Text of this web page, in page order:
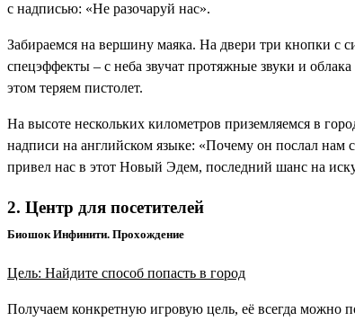
с надписью: «Не разочаруй нас».
Забираемся на вершину маяка. На двери три кнопки с
спецэффекты – с неба звучат протяжные звуки и
этом теряем пистолет.
На высоте нескольких километров приземляемся в
надписи на английском языке: «Почему он послал нам
привел нас в этот Новый Эдем, последний шанс на
2. Центр для посетителей
Биошок Инфинити. Прохождение
Цель: Найдите способ попасть в город
Получаем конкретную игровую цель, её всегда